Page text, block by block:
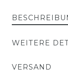
WEITERE
VERSAND